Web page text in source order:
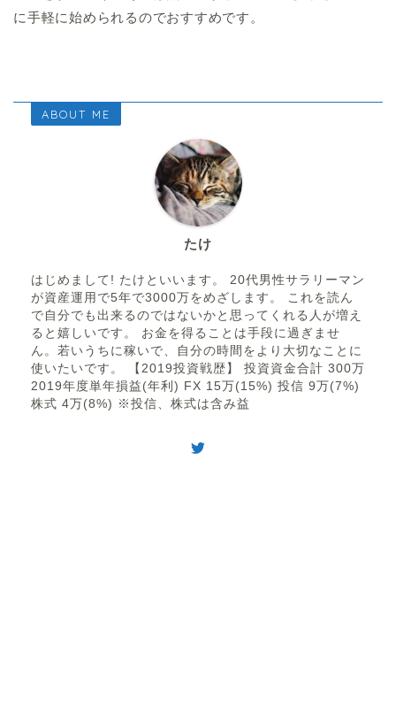
に手軽に始められるのでおすすめです。
ABOUT ME
たけ
はじめまして! たけといいます。 20代男性サラリーマン
が資産運用で5年で3000万をめざします。 これを読ん
で自分でも出来るのではないかと思ってくれる人が増え
ると嬉しいです。 お金を得ることは手段に過ぎませ
ん。若いうちに稼いで、自分の時間をより大切なことに
使いたいです。 【2019投資戦歴】 投資資金合計 300万
2019年度単年損益(年利) FX 15万(15%) 投信 9万(7%)
株式 4万(8%) ※投信、株式は含み益